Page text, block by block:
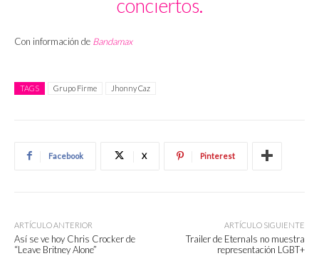
conciertos.
Con información de Bandamax
TAGS Grupo Firme Jhonny Caz
Facebook X Pinterest
ARTÍCULO ANTERIOR
Así se ve hoy Chris Crocker de
“Leave Britney Alone”
ARTÍCULO SIGUIENTE
Trailer de Eternals no muestra
representación LGBT+